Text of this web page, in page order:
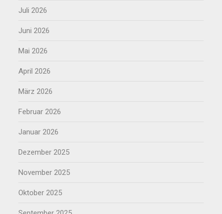
Juli 2026
Juni 2026
Mai 2026
April 2026
März 2026
Februar 2026
Januar 2026
Dezember 2025
November 2025
Oktober 2025